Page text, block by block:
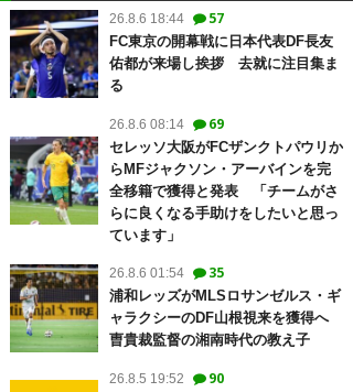
26.8.6 18:44 57
FC東京の開幕戦に日本代表DF長友
佑都が来場し挨拶 去就に注目集ま
る
26.8.6 08:14 69
セレッソ大阪がFCザンクトパウリか
らMFジャクソン・アーバインを完
全移籍で獲得と発表 「チームがさ
らに良くなる手助けをしたいと思っ
ています」
26.8.6 01:54 35
浦和レッズがMLSロサンゼルス・ギ
ャラクシーのDF山根視来を獲得へ
曺貴裁監督の湘南時代の教え子
26.8.5 19:52 90